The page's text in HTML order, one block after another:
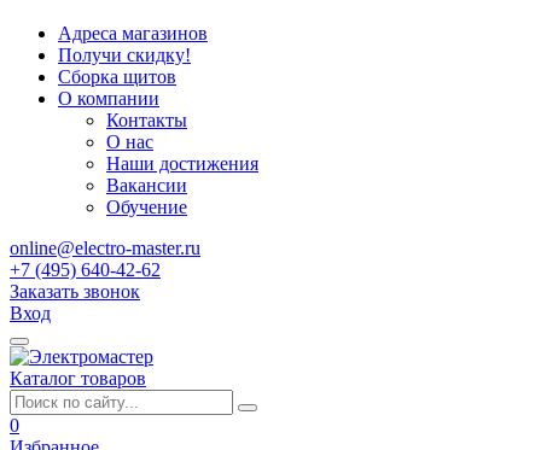
Адреса магазинов
Получи скидку!
Сборка щитов
О компании
Контакты
О нас
Наши достижения
Вакансии
Обучение
online@electro-master.ru
+7 (495) 640-42-62
Заказать звонок
Вход
Каталог товаров
0